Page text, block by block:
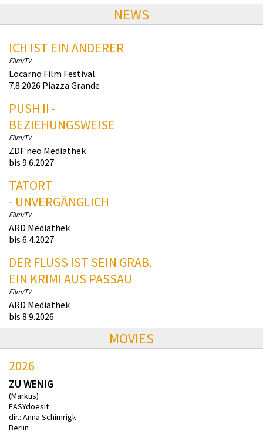
NEWS
ICH IST EIN ANDERER
Film/TV
Locarno Film Festival
7.8.2026 Piazza Grande
PUSH II -
BEZIEHUNGSWEISE
Film/TV
ZDF neo Mediathek
bis 9.6.2027
TATORT
- UNVERGÄNGLICH
Film/TV
ARD Mediathek
bis 6.4.2027
DER FLUSS IST SEIN GRAB.
EIN KRIMI AUS PASSAU
Film/TV
ARD Mediathek
bis 8.9.2026
MOVIES
2026
ZU WENIG
(Markus)
EASYdoesit
dir.: Anna Schimrigk
Berlin